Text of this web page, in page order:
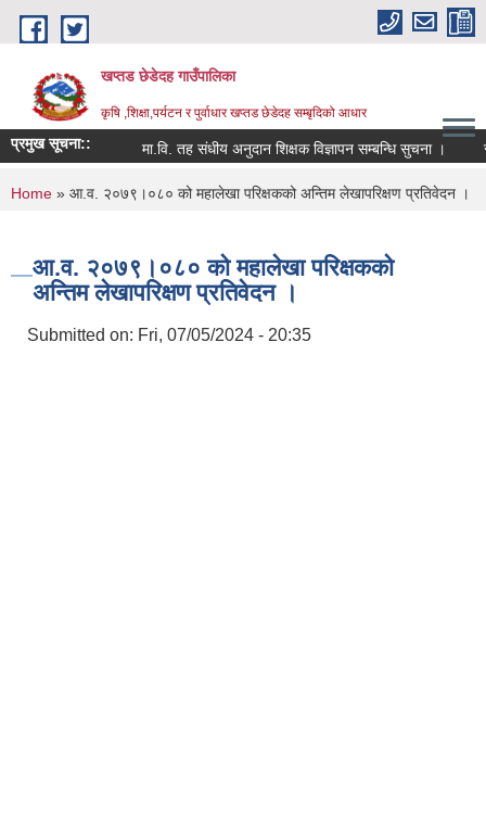
Skip to main content
खप्तड छेडेदह गाउँपालिका
कृषि ,शिक्षा,पर्यटन र पुर्वाधार खप्तड छेडेदह सम्बृदिको आधार
प्रमुख सूचना:: मा.वि. तह संधीय अनुदान शिक्षक विज्ञापन सम्बन्धि सुचना ।
You are here
Home » आ.व. २०७९।०८० को महालेखा परिक्षकको अन्तिम लेखापरिक्षण प्रतिवेदन ।
आ.व. २०७९।०८० को महालेखा परिक्षकको
अन्तिम लेखापरिक्षण प्रतिवेदन ।
Submitted on: Fri, 07/05/2024 - 20:35